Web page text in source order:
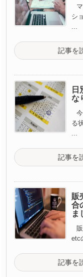
シ
...
記事を
日
な
る
...
記事を
販
合
ま
etc
記事を